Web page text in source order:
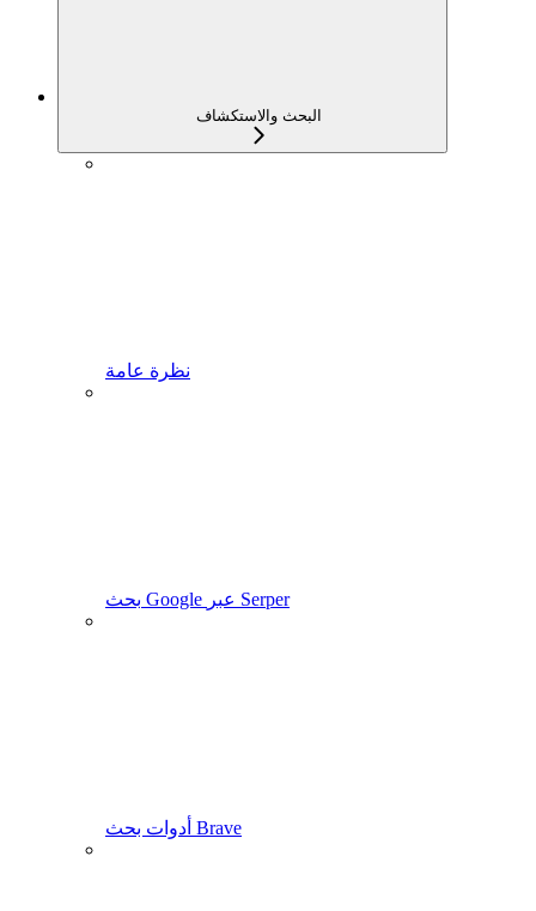
البحث والاستكشاف
نظرة عامة
بحث Google عبر Serper
أدوات بحث Brave